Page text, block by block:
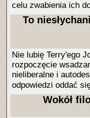
celu zwabienia ich
To
Nie lubię Terry'ego
rozpoczęcie
nieliberalne i
odpowiedzi oddać
Wokół